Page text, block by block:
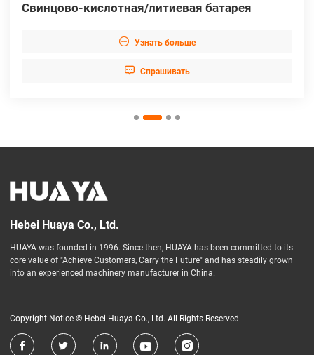
Свинцово-кислотная/литиевая батарея
 Узнать больше
 Cпрашивать
Hebei Huaya Co., Ltd.
HUAYA was founded in 1996. Since then, HUAYA has been committed to its
core value of "Achieve Customers, Carry the Future" and has steadily grown
into an experienced machinery manufacturer in China.
Copyright Notice © Hebei Huaya Co., Ltd. All Rights Reserved.
    